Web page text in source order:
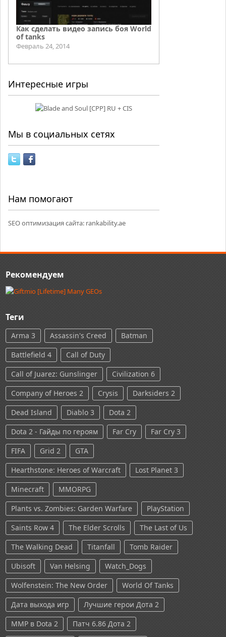
Как сделать видео запись боя World
of tanks
Февраль 24, 2014
Интересные игры
Мы в социальных сетях
Нам помогают
SEO оптимизация сайта: rankability.ae
Рекомендуем
Теги
Arma 3 Assassin's Creed
Batman
Battlefield 4
Call of Duty
Call of Juarez: Gunslinger
Civilization 6
Company of Heroes 2
Crysis
Darksiders 2
Dead Island
Diablo 3
Dota 2
Dota 2 - Гайды по героям
Far Cry
Far Cry 3
FIFA
Grid 2
GTA
Hearthstone: Heroes of Warcraft
Lost Planet 3
Minecraft
MMORPG
Plants vs. Zombies: Garden Warfare
PlayStation
Saints Row 4
The Elder Scrolls
The Last of Us
The Walking Dead
Titanfall
Tomb Raider
Ubisoft
Van Helsing
Watch_Dogs
Wolfenstein: The New Order
World Of Tanks
Дата выхода игр
Лучшие герои Дота 2
ММР в Dota 2
Патч 6.86 Дота 2